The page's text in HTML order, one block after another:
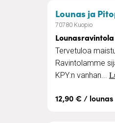
Lounas ja
70780 Kuopio
Tervetuloa
Ravintolamme
KPY:n vanhan...
12,90 € / lounas